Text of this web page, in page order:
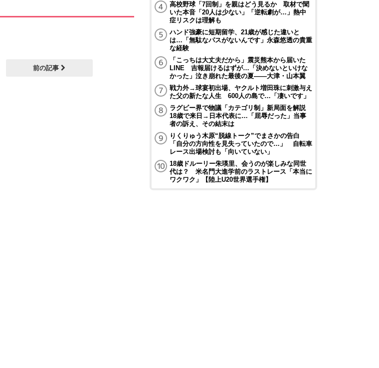
前の記事
高校野球「7回制」を親はどう見るか 取材で聞
いた本音「20人は少ない」「逆転劇が…」熱中
症リスクは理解も
ハンド強豪に短期留学、21歳が感じた違いと
は…「無駄なパスがないんです」永森悠透の貴重
な経験
「こっちは大丈夫だから」震災熊本から届いた
LINE 吉報届けるはずが…「決めないといけな
かった」泣き崩れた最後の夏――大津・山本翼
戦力外→球宴初出場、ヤクルト増田珠に刺激与え
た父の新たな人生 600人の島で…「凄いです」
ラグビー界で物議「カテゴリ制」新局面を解説
18歳で来日→日本代表に…「屈辱だった」当事
者の訴え、その結末は
りくりゅう木原“脱線トーク”でまさかの告白
「自分の方向性を見失っていたので…」 自転車
レース出場検討も「向いていない」
18歳ドルーリー朱瑛里、会うのが楽しみな同世
代は？ 米名門大進学前のラストレース「本当に
ワクワク」【陸上U20世界選手権】